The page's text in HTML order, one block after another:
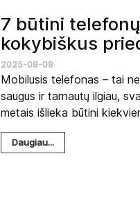
7 būtini
kokybiškus
2025-08-08
Mobilusis telefonas – tai
saugus ir tarnautų ilgiau,
metais išlieka būtini
Daugiau...